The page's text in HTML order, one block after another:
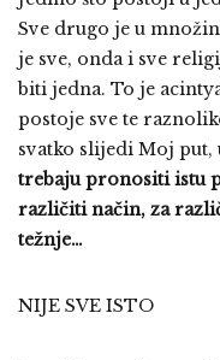
Sve drugo je u
je sve, onda i sve
biti jedna. To je
postoje sve te
svatko slijedi Moj put,
trebaju pronositi istu
različiti način, za
težnje…
NIJE SVE ISTO